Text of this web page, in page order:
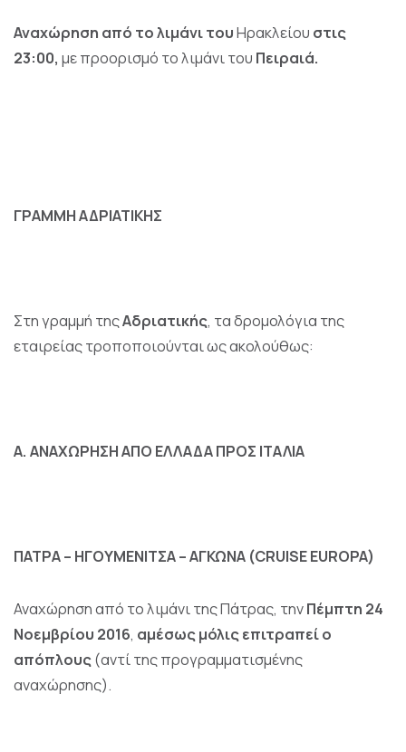
Αναχώρηση από το λιμάνι τουΗρακλείου στις
23:00, με προορισμό το λιμάνι του Πειραιά.
ΓΡΑΜΜΗ ΑΔΡΙΑΤΙΚΗΣ
Στη γραμμή τηςΑδριατικής, τα δρομολόγια της
εταιρείας τροποποιούνται ως ακολούθως:
Α. ΑΝΑΧΩΡΗΣΗ ΑΠΟ ΕΛΛΑΔΑ ΠΡΟΣ ΙΤΑΛΙΑ
ΠΑΤΡΑ – ΗΓΟΥΜΕΝΙΤΣΑ – ΑΓΚΩΝΑ (CRUISEEUROPA)
Αναχώρηση από το λιμάνι της Πάτρας, τηνΠέμπτη 24
Νοεμβρίου 2016, αμέσως μόλις επιτραπεί ο
απόπλους(αντί της προγραμματισμένης
αναχώρησης).